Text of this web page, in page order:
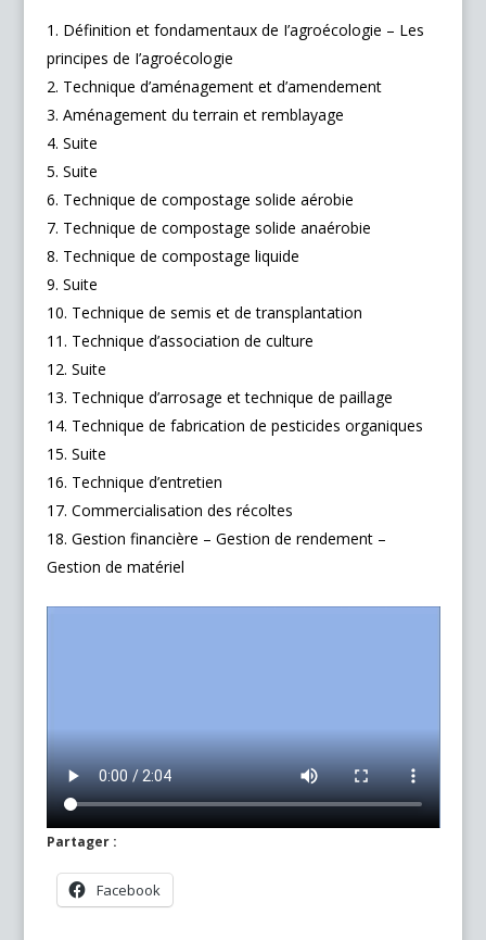
Définition et fondamentaux de I’agroécologie – Les
principes de I’agroécologie
Technique d’aménagement et d’amendement
Aménagement du terrain et remblayage
Suite
Suite
Technique de compostage solide aérobie
Technique de compostage solide anaérobie
Technique de compostage liquide
Suite
Technique de semis et de transplantation
Technique d’association de culture
Suite
Technique d’arrosage et technique de paillage
Technique de fabrication de pesticides organiques
Suite
Technique d’entretien
Commercialisation des récoltes
Gestion financière – Gestion de rendement –
Gestion de matériel
Partager :
Facebook